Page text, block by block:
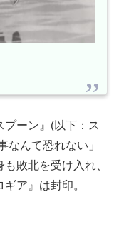
プーン』(以下：ス
なんて恐れない」
敗北を受け入れ、
ア』は封印。